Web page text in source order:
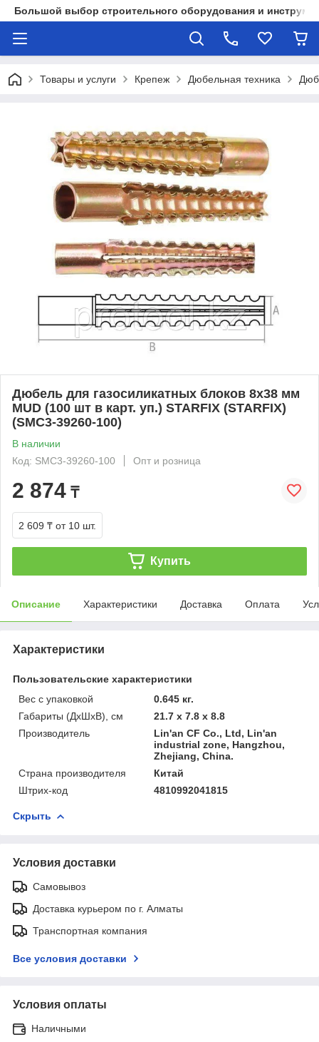
Большой выбор строительного оборудования и
Товары и услуги Крепеж Дюбельная техника
Дюбель для газосиликатных блоков 8х38 мм
MUD (100 шт в карт. уп.) STARFIX (STARFIX)
(SMC3-39260-100)
В наличии
Код: SMC3-39260-100
Опт и розница
2 874 ₸
2 609 ₸ от 10 шт.
Купить
Описание Характеристики Доставка Оплата
Характеристики
Пользовательские характеристики
Вес с упаковкой
0.645 кг.
Габариты (ДхШхВ), см
21.7 x 7.8 x 8.8
Производитель
Lin'an CF Co., Ltd, Lin'an
industrial zone, Hangzhou,
Zhejiang, China.
Страна производителя
Китай
Штрих-код
4810992041815
Скрыть
Условия доставки
Самовывоз
Доставка курьером по г. Алматы
Транспортная компания
Все условия доставки
Условия оплаты
Наличными